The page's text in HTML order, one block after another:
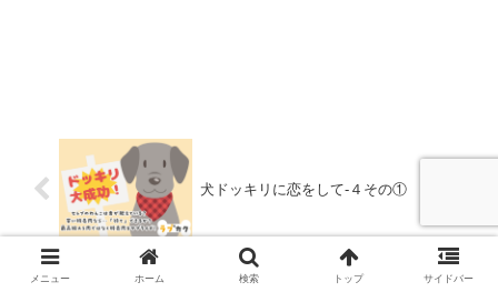
犬ドッキリに恋をして-４その①
メニュー ホーム 検索 トップ サイドバー